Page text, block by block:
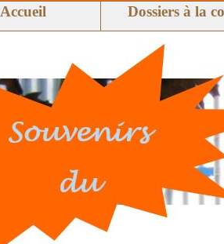
Accueil Dossiers à la